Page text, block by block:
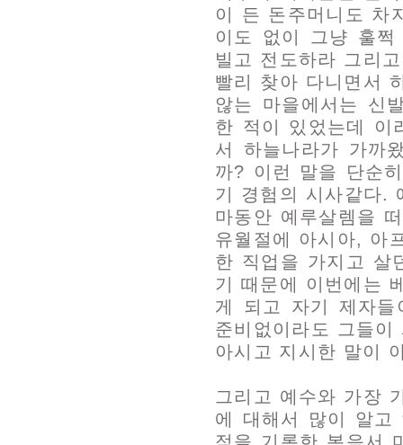
이 든 돈주머니도 차
이도 없이 그냥 훌
빌고 전도하라 그리
빨리 찾아 다니면서
않는 마을에서는 신
한 적이 있었는데 이
서 하늘나라가 가까
까? 이런 말을 단순
기 경험의 시사같다.
마동안 예루살렘을
유월절에 아시아, 아
한 직업을 가지고 살
기 때문에 이번에는
게 되고 자기 제자
준비없이라도 그들
아시고 지시한 말이
그리고 예수와 가장
에 대해서 많이 알고